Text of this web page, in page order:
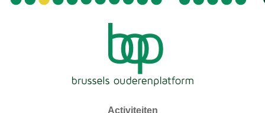
Activiteiten